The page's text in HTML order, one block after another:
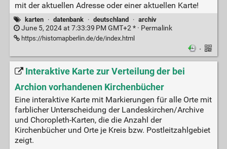
mit der aktuellen Adresse oder einer aktuellen Karte!
karten · datenbank · deutschland · archiv
June 5, 2024 at 7:33:39 PM GMT+2 * · Permalink
https://histomapberlin.de/de/index.html
·
Interaktive Karte zur Verteilung der bei
Archion vorhandenen Kirchenbücher
Eine interaktive Karte mit Markierungen für alle Orte mit
farblicher Unterscheidung der Landeskirchen/Archive
und Choropleth-Karten, die die Anzahl der
Kirchenbücher und Orte je Kreis bzw. Postleitzahlgebiet
zeigt.